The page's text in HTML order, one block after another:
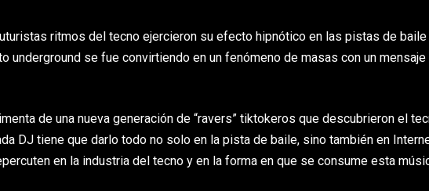
ritmos del tecno ejercieron su efecto hipnótico en las pistas de
underground se fue convirtiendo en un fenómeno de masas con un mensaje
de una nueva generación de “ravers” tiktokeros que descubrieron el
DJ tiene que darlo todo no solo en la pista de baile, sino también en
en la industria del tecno y en la forma en que se consume esta